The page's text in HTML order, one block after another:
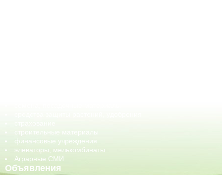
строительные материалы
финансовые учреждения
элеваторы, мелькомбинаты
Аграрные СМИ
Объявления